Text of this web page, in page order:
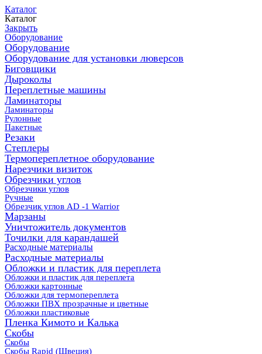
Каталог
Каталог
Закрыть
Оборудование
Оборудование
Оборудование для установки люверсов
Биговщики
Дыроколы
Переплетные машины
Ламинаторы
Ламинаторы
Рулонные
Пакетные
Резаки
Степлеры
Термопереплетное оборудование
Нарезчики визиток
Обрезчики углов
Обрезчики углов
Ручные
Обрезчик углов AD -1 Warrior
Марзаны
Уничтожитель документов
Точилки для карандашей
Расходные материалы
Расходные материалы
Обложки и пластик для переплета
Обложки и пластик для переплета
Обложки картонные
Обложки для термопереплета
Обложки ПВХ прозрачные и цветные
Обложки пластиковые
Пленка Кимото и Калька
Скобы
Скобы
Скобы Rapid (Швеция)